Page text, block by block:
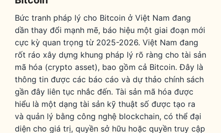
Bức tranh pháp lý cho Bitcoin ở Việt Nam đang
dần thay đổi mạnh mẽ, báo hiệu một giai đoạn mới
cực kỳ quan trọng từ 2025-2026. Việt Nam đang
rốt ráo xây dựng khung pháp lý rõ ràng cho tài sản
mã hóa (crypto asset), bao gồm cả Bitcoin. Đây là
thông tin được các báo cáo và dự thảo chính sách
gần đây liên tục nhắc đến. Tài sản mã hóa được
hiểu là một dạng tài sản kỹ thuật số được tạo ra
và quản lý bằng công nghệ blockchain, có thể đại
diện cho giá trị, quyền sở hữu hoặc quyền truy cập